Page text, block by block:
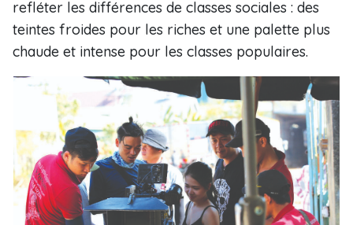
refléter les différences de classes sociales : des
teintes froides pour les riches et une palette plus
chaude et intense pour les classes populaires.